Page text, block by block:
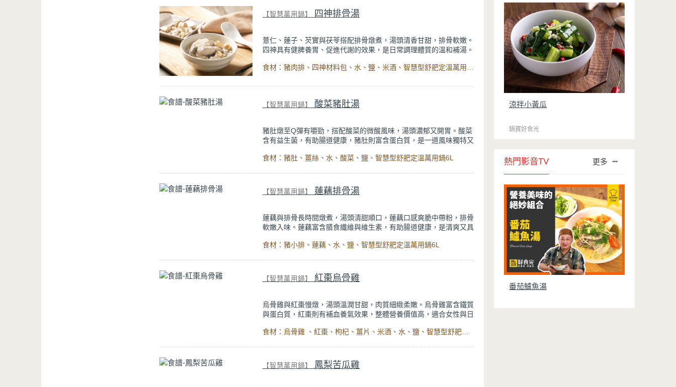
【智慧萬用鍋】 四神排骨湯
薏仁、蓮子、芡實與茯苓搭配排骨燉煮，湯頭清香甘甜，排骨軟嫩。
四神具有健脾養胃、促進代謝的效果，是日常調理體質的溫和補湯。
【智慧萬用鍋】 酸菜豬肚湯
豬肚燉至Q彈有嚼勁，搭配酸菜的微酸風味，湯頭濃郁又開胃。酸菜
含有益生菌，有助腸道健康，豬肚則富含蛋白質，是一道風味獨特又
食材：豬肚、薑絲、水、酸菜、鹽、智慧型舒肥定溫萬用鍋6L
【智慧萬用鍋】 蓮藕排骨湯
蓮藕與排骨長時間燉煮，湯頭清甜順口，蓮藕口感爽脆中帶粉，排骨
軟嫩入味。蓮藕富含膳食纖維與維生素，有助腸道健康，是清爽又具
食材：豬小排、蓮藕、水、鹽、智慧型舒肥定溫萬用鍋6L
【智慧萬用鍋】 紅棗烏骨雞
烏骨雞與紅棗慢燉，湯頭溫潤甘甜，肉質細緻柔嫩。烏骨雞富含鐵質
與蛋白質，紅棗則有補血養氣效果，整體營養價值高，適合女性與日
食材：烏骨雞 、紅棗、枸杞、薑片、米酒、水、鹽、智慧型舒肥定溫萬用鍋6L
【智慧萬用鍋】 鳳梨苦瓜雞
涼拌小黃瓜
鍋寶好食光
熱門影音TV 更多
番茄鱸魚湯